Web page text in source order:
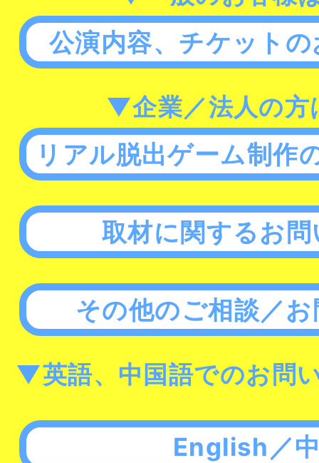
公演内容、チケット
▼企業／法人の方
リアル脱出ゲーム制作
取材に関するお
その他のご相談／
▼英語、中国語でのお問
English／